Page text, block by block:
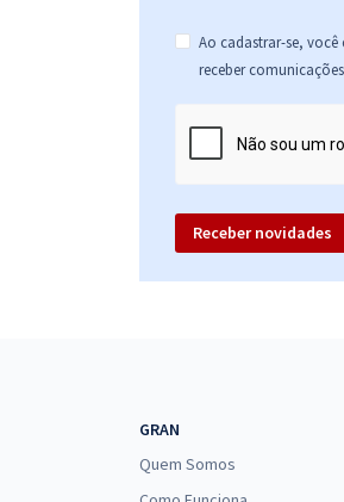
Ao cadastrar-se,
receber
Receber novidades
GRAN
Quem Somos